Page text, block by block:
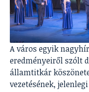
A város egyik
eredményeiről szólt
államtitkár
vezetésének,